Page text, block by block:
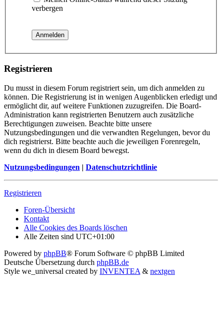
verbergen
Registrieren
Du musst in diesem Forum registriert sein, um dich anmelden zu
können. Die Registrierung ist in wenigen Augenblicken erledigt und
ermöglicht dir, auf weitere Funktionen zuzugreifen. Die Board-
Administration kann registrierten Benutzern auch zusätzliche
Berechtigungen zuweisen. Beachte bitte unsere
Nutzungsbedingungen und die verwandten Regelungen, bevor du
dich registrierst. Bitte beachte auch die jeweiligen Forenregeln,
wenn du dich in diesem Board bewegst.
Nutzungsbedingungen | Datenschutzrichtlinie
Registrieren
Foren-Übersicht
Kontakt
Alle Cookies des Boards löschen
Alle Zeiten sind UTC+01:00
Powered by phpBB® Forum Software © phpBB Limited
Deutsche Übersetzung durch phpBB.de
Style we_universal created by INVENTEA & nextgen